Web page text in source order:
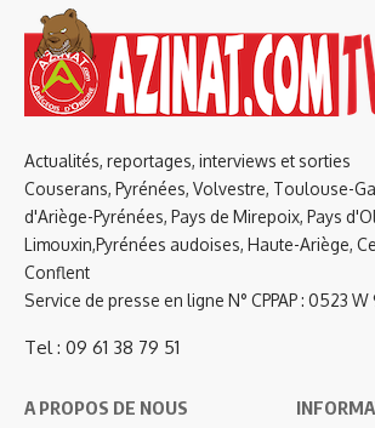
Actualités, reportages, interviews et sorties
Couserans, Pyrénées, Volvestre, Toulouse-
d'Ariège-Pyrénées, Pays de Mirepoix, Pays
Limouxin,Pyrénées audoises, Haute-Ariège,
Conflent
Service de presse en ligne N° CPPAP : 0523 W
Tel : 09 61 38 79 51
A PROPOS DE NOUS